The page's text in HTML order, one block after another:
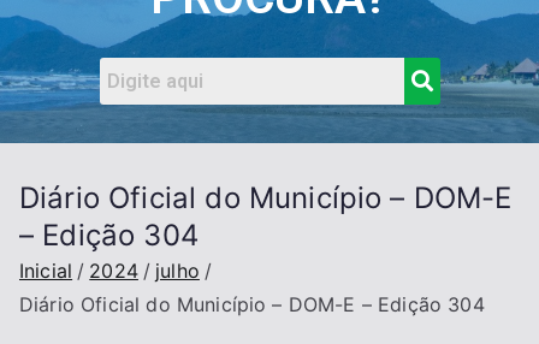
Diário Oficial do Município – DOM-E
– Edição 304
Inicial 2024
julho
Diário Oficial do Município – DOM-E – Edição 304